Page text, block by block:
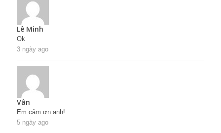
Lê Minh
Ok
3 ngày ago
Vân
Em cảm ơn anh!
5 ngày ago